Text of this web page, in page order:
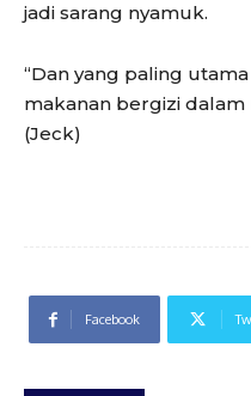
jadi sarang nyamuk.
“Dan yang paling
makanan bergizi dalam
(Jeck)
Facebook